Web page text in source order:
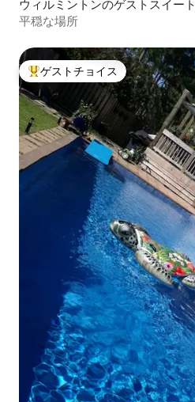
ウィルミントンのゲストスイート
平穏な場所
大好評のゲストチョイスです。
ゲストチョイス